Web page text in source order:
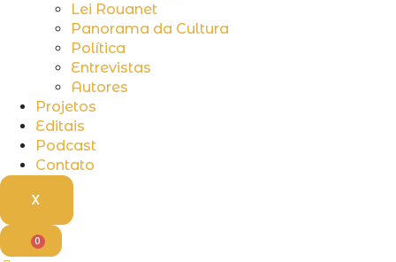
Lei Rouanet
Panorama da Cultura
Política
Entrevistas
Autores
Projetos
Editais
Podcast
Contato
X
0